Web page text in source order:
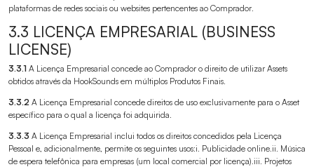
plataformas de redes sociais ou websites pertencentes ao Comprador.
3.3 LICENÇA EMPRESARIAL (BUSINESS
LICENSE)
3.3.1 A Licença Empresarial concede ao Comprador o direito de utilizar Assets
obtidos através da HookSounds em múltiplos Produtos Finais.
3.3.2 A Licença Empresarial concede direitos de uso exclusivamente para o Asset
específico para o qual a licença foi adquirida.
3.3.3 A Licença Empresarial inclui todos os direitos concedidos pela Licença
Pessoal e, adicionalmente, permite os seguintes usos:i. Publicidade online.ii. Música
de espera telefônica para empresas (um local comercial por licença).iii. Projetos